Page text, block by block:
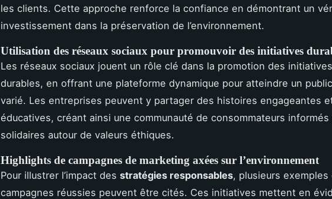
les clients. Cette approche renforce la confiance en démontrant un
investissement dans la préservation de l’environnement.
Utilisation des réseaux sociaux pour promouvoir des initiatives
Les réseaux sociaux jouent un rôle clé dans la promotion des initiatives
durables, en offrant une plateforme dynamique pour atteindre un
varié. Les entreprises peuvent y partager des histoires engageantes
éducatives, créant ainsi une communauté de consommateurs informés
solidaires autour de valeurs éthiques.
Highlights de campagnes de marketing axées sur l’environnement
Pour illustrer l’impact des stratégies responsables, plusieurs exemples
campagnes réussies peuvent être cités. Ces initiatives mettent en